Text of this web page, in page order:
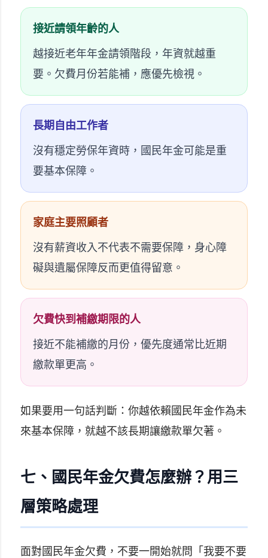
接近請領年齡的人
越接近老年年金請領階段，年資就越重
要。欠費月份若能補，應優先檢視。
長期自由工作者
沒有穩定勞保年資時，國民年金可能是重
要基本保障。
家庭主要照顧者
沒有薪資收入不代表不需要保障，身心障
礙與遺屬保障反而更值得留意。
欠費快到補繳期限的人
接近不能補繳的月份，優先度通常比近期
繳款單更高。
如果要用一句話判斷：你越依賴國民年金作為未
來基本保障，就越不該長期讓繳款單欠著。
七、國民年金欠費怎麼辦？用三
層策略處理
面對國民年金欠費，不要一開始就問「我要不要